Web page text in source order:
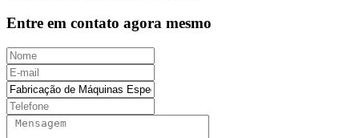
Entre em contato agora mesmo